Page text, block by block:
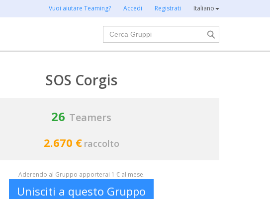
Vuoi aiutare Teaming? Accedi Registrati Italiano
Cerca
SOS Corgis
26 Teamers
2.670 € raccolto
Aderendo al Gruppo apporterai 1 € al mese.
Unisciti a questo Gruppo